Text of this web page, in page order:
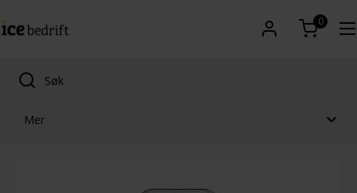
0
Mer